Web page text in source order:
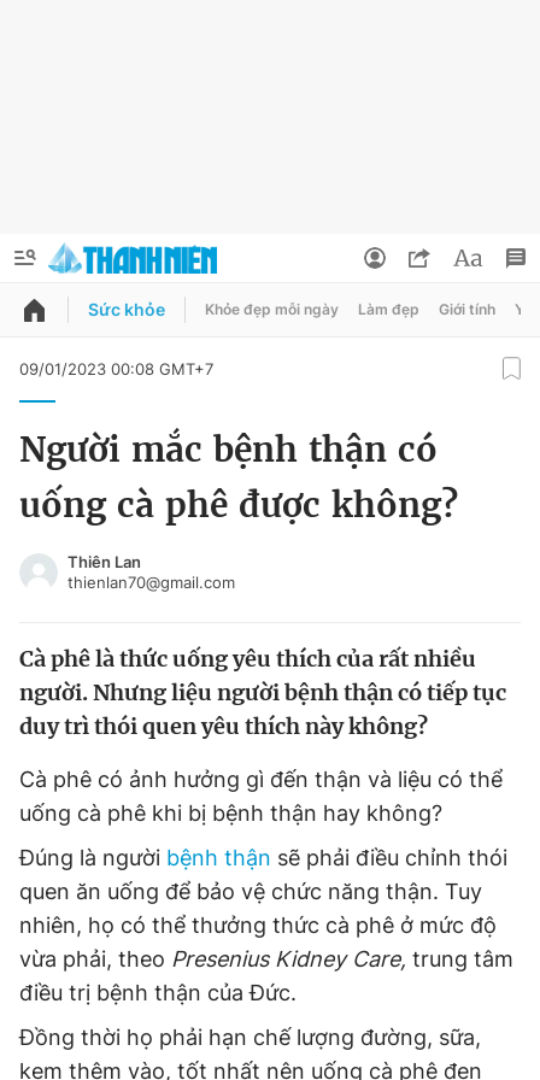
QUẢNG CÁO ĐẶT BÁO
Chuyên mục
Chào ngày mới
Tin thị trường Tin 360
Video Magazine
Sản phẩm khác
Tiện ích Bạn cần biết
Thông tin tòa soạn Liên hệ quảng cáo
Đổi mật khẩu
Tin đã lưu
Tin đã xem
Sức khỏe Khỏe đẹp mỗi ngày Làm đẹp Giới tính Y
09/01/2023 00:08 GMT+7
Người mắc bệnh thận có
uống cà phê được không?
Thiên Lan
thienlan70@gmail.com
Cà phê là thức uống yêu thích của rất nhiều
người. Nhưng liệu người bệnh thận có tiếp tục
duy trì thói quen yêu thích này không?
Cà phê có ảnh hưởng gì đến thận và liệu có thể
uống cà phê khi bị bệnh thận hay không?
Đúng là người bệnh thận sẽ phải điều chỉnh thói
quen ăn uống để bảo vệ chức năng thận. Tuy
nhiên, họ có thể thưởng thức cà phê ở mức độ
vừa phải, theo Presenius Kidney Care, trung tâm
điều trị bệnh thận của Đức.
Đồng thời họ phải hạn chế lượng đường, sữa,
kem thêm vào, tốt nhất nên uống cà phê đen